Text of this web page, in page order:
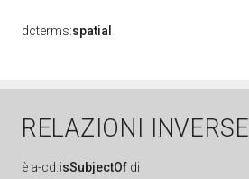
dcterms:spatial
RELAZIONI INVERSE
è a-cd:isSubjectOf di